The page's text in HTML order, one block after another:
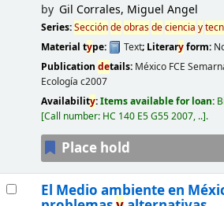
by Gil Corrales, Miguel Angel
Series:Seccióndeobrasdeciencia y
Material type: Text; Literaryform:
Publication details: México FCE
Ecología c2007
Availability:Items available for loan:
Call number: HC 140 E5 G55 2007, .. .
Place hold
El Medio ambiente en